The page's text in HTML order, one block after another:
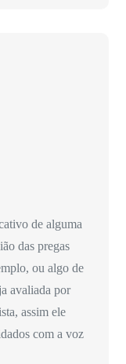
de alguma
das pregas
ou algo de
avaliada por
assim ele
com a voz